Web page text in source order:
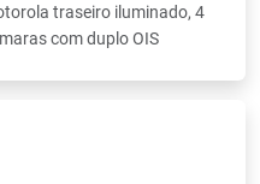
traseiro iluminado, 4
com duplo OIS